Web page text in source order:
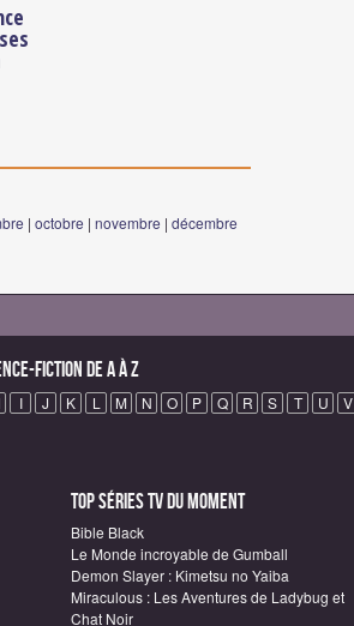
| octobre | novembre | décembre
fiction de A à Z
I J K L M N O P Q R S T U V
Top Séries TV du moment
Bible Black
Le Monde incroyable de Gumball
Demon Slayer : Kimetsu no Yaiba
Miraculous : Les Aventures de Ladybug et
Chat Noir